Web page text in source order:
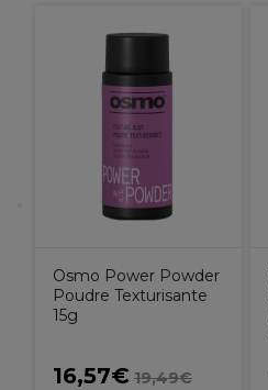
Osmo Power Powder
Poudre Texturisante
15g
16,57€ 19,49€